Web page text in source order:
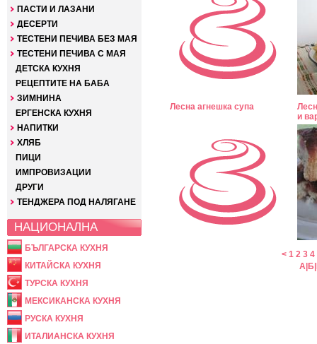
ПАСТИ И ЛАЗАНИ
ДЕСЕРТИ
ТЕСТЕНИ ПЕЧИВА БЕЗ МАЯ
ТЕСТЕНИ ПЕЧИВА С МАЯ
ДЕТСКА КУХНЯ
РЕЦЕПТИТЕ НА БАБА
ЗИМНИНА
ЕРГЕНСКА КУХНЯ
НАПИТКИ
ХЛЯБ
ПИЦИ
ИМПРОВИЗАЦИИ
ДРУГИ
ТЕНДЖЕРА ПОД НАЛЯГАНЕ
НАЦИОНАЛНА
БЪЛГАРСКА КУХНЯ
КИТАЙСКА КУХНЯ
ТУРСКА КУХНЯ
МЕКСИКАНСКА КУХНЯ
РУСКА КУХНЯ
ИТАЛИАНСКА КУХНЯ
Лесна агнешка супа
и
< 1 2 3 4
А Б